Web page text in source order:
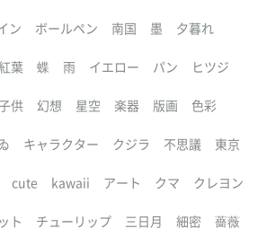
ン ボールペン 南国 墨 夕暮れ
葉 蝶 雨 イエロー パン ヒツジ
供 幻想 星空 楽器 版画 色彩
キャラクター クジラ 不思議 東京
cute kawaii アート クマ クレヨン
ト チューリップ 三日月 細密 薔薇